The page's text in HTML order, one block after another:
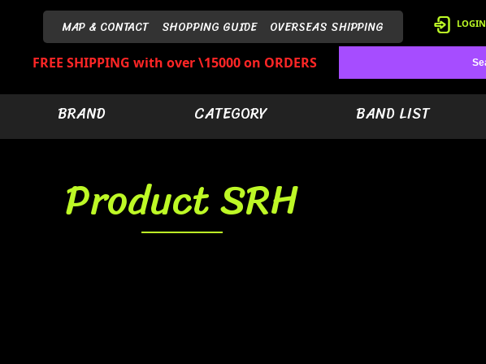
MAP & CONTACT SHOPPING GUIDE OVERSEAS SHIPPING LOGIN
FREE SHIPPING with over \15000 on ORDERS
BRAND CATEGORY BAND LIST
Product SRH